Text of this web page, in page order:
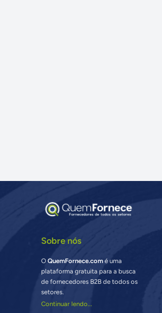
Sobre nós
OQuemFornece.com é uma
plataforma gratuita para a busca
de fornecedores B2B de todos os
setores.
Continuar lendo...